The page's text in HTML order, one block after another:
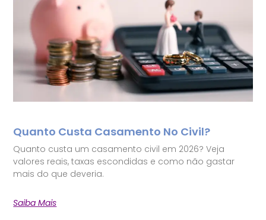
Quanto Custa Casamento No Civil?
Quanto custa um casamento civil em 2026? Veja
valores reais, taxas escondidas e como não gastar
mais do que deveria.
Saiba Mais